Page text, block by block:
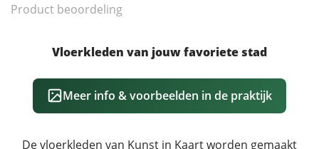
Product beoordeling
Vloerkleden van jouw favoriete stad
Meer info & voorbeelden in de praktijk
De vloerkleden van Kunst in Kaart worden gemaakt